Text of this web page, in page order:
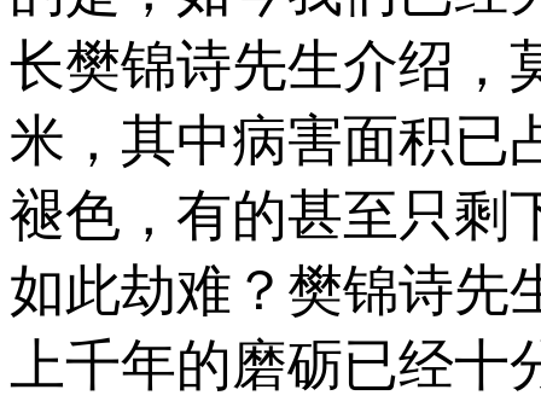
长樊锦诗先生介绍，
米，其中病害面积已
褪色，有的甚至只剩
如此劫难？樊锦诗先
上千年的磨砺已经